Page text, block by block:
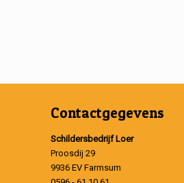
Contactgegevens
Schildersbedrijf Loer
Proosdij 29
9936 EV Farmsum